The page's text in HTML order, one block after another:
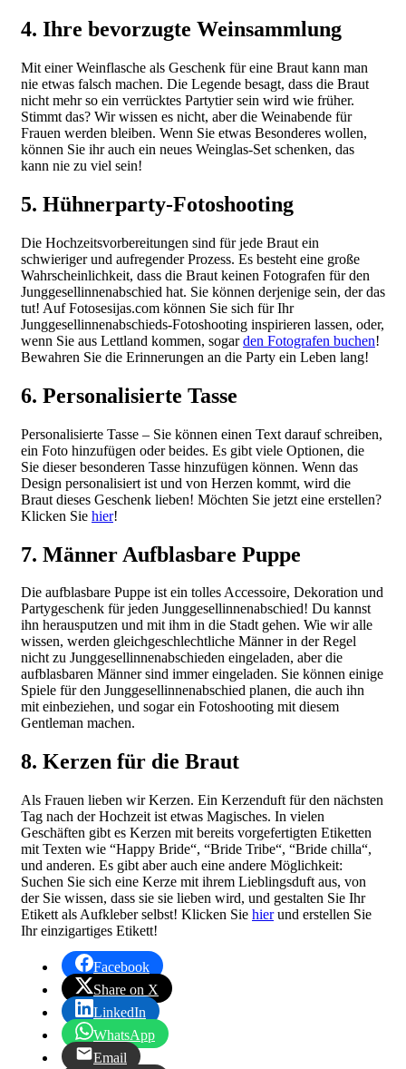
4. Ihre bevorzugte Weinsammlung
Mit einer Weinflasche als Geschenk für eine Braut kann man
nie etwas falsch machen. Die Legende besagt, dass die Braut
nicht mehr so ein verrücktes Partytier sein wird wie früher.
Stimmt das? Wir wissen es nicht, aber die Weinabende für
Frauen werden bleiben. Wenn Sie etwas Besonderes wollen,
können Sie ihr auch ein neues Weinglas-Set schenken, das
kann nie zu viel sein!
5. Hühnerparty-Fotoshooting
Die Hochzeitsvorbereitungen sind für jede Braut ein
schwieriger und aufregender Prozess. Es besteht eine große
Wahrscheinlichkeit, dass die Braut keinen Fotografen für den
Junggesellinnenabschied hat. Sie können derjenige sein, der das
tut! Auf Fotosesijas.com können Sie sich für Ihr
Junggesellinnenabschieds-Fotoshooting inspirieren lassen, oder,
wenn Sie aus Lettland kommen, sogarden Fotografen buchen!
Bewahren Sie die Erinnerungen an die Party ein Leben lang!
6. Personalisierte Tasse
Personalisierte Tasse – Sie können einen Text darauf schreiben,
ein Foto hinzufügen oder beides. Es gibt viele Optionen, die
Sie dieser besonderen Tasse hinzufügen können. Wenn das
Design personalisiert ist und von Herzen kommt, wird die
Braut dieses Geschenk lieben! Möchten Sie jetzt eine erstellen?
Klicken Sie hier!
7. Männer Aufblasbare Puppe
Die aufblasbare Puppe ist ein tolles Accessoire, Dekoration und
Partygeschenk für jeden Junggesellinnenabschied! Du kannst
ihn herausputzen und mit ihm in die Stadt gehen. Wie wir alle
wissen, werden gleichgeschlechtliche Männer in der Regel
nicht zu Junggesellinnenabschieden eingeladen, aber die
aufblasbaren Männer sind immer eingeladen. Sie können einige
Spiele für den Junggesellinnenabschied planen, die auch ihn
mit einbeziehen, und sogar ein Fotoshooting mit diesem
Gentleman machen.
8. Kerzen für die Braut
Als Frauen lieben wir Kerzen. Ein Kerzenduft für den nächsten
Tag nach der Hochzeit ist etwas Magisches. In vielen
Geschäften gibt es Kerzen mit bereits vorgefertigten Etiketten
mit Texten wie “Happy Bride“, “Bride Tribe“, “Bride chilla“,
und anderen. Es gibt aber auch eine andere Möglichkeit:
Suchen Sie sich eine Kerze mit ihrem Lieblingsduft aus, von
der Sie wissen, dass sie sie lieben wird, und gestalten Sie Ihr
Etikett als Aufkleber selbst! Klicken Sie hierund erstellen Sie
Ihr einzigartiges Etikett!
Facebook
Share on X
LinkedIn
WhatsApp
Email